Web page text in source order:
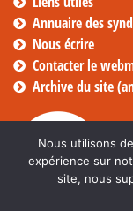
Annuaire des
Nous écrire
Contacter le
Archive du site
Nous utilisons
expérience sur
site, nous